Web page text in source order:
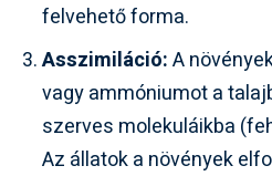
felvehető forma.
Asszimiláció:A
vagy ammóniumot a
szerves molekuláikba
Az állatok a növények